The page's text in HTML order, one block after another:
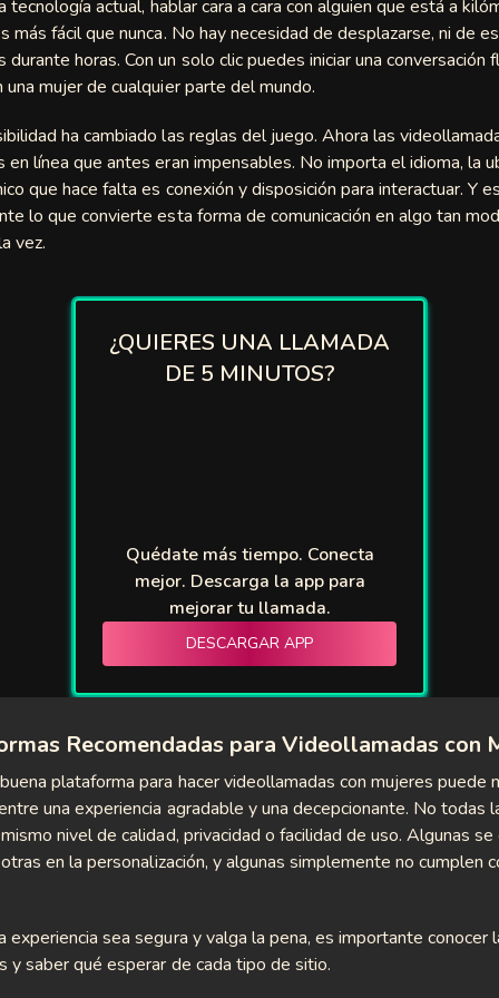
tecnología actual, hablar cara a cara con alguien que está a
más fácil que nunca. No hay necesidad de desplazarse, ni de
durante horas. Con un solo clic puedes iniciar una conversación
una mujer de cualquier parte del mundo.
ha cambiado las reglas del juego. Ahora las
en línea que antes eran impensables. No importa el idioma, la
que hace falta es conexión y disposición para interactuar. Y
lo que convierte esta forma de comunicación en algo tan
vez.
¿QUIERES UNA LLAMADA
DE 5 MINUTOS?
Quédate más tiempo. Conecta
mejor. Descarga la app para
mejorar tu llamada.
DESCARGAR APP
Recomendadas para Videollamadas con
plataforma para hacer videollamadas con mujeres puede
una experiencia agradable y una decepcionante. No todas
nivel de calidad, privacidad o facilidad de uso. Algunas se
en la personalización, y algunas simplemente no cumplen
experiencia sea segura y valga la pena, es importante conocer
y saber qué esperar de cada tipo de sitio.